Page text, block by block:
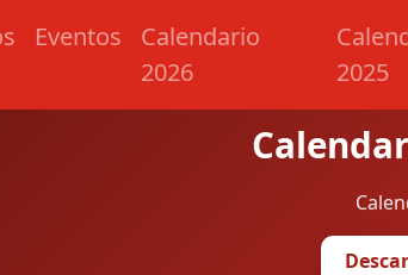
Eventos
Calendario
2026
2025